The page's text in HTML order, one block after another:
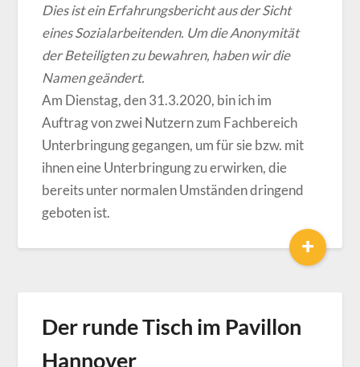
Dies ist ein Erfahrungsbericht aus der Sicht
eines Sozialarbeitenden. Um die Anonymität
der Beteiligten zu bewahren, haben wir die
Namen geändert.
Am Dienstag, den 31.3.2020, bin ich im
Auftrag von zwei Nutzern zum Fachbereich
Unterbringung gegangen, um für sie bzw. mit
ihnen eine Unterbringung zu erwirken, die
bereits unter normalen Umständen dringend
geboten ist.
+
Der runde Tisch im Pavillon
Hannover